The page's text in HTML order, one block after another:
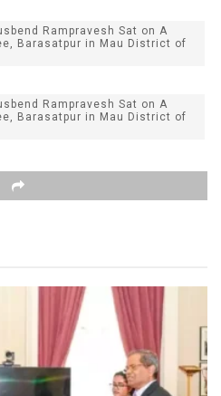
Rampravesh Sat on A
Barasatpur in Mau District of
Rampravesh Sat on A
Barasatpur in Mau District of